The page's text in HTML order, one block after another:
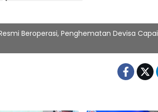
Beroperasi, Penghematan Devisa Capai